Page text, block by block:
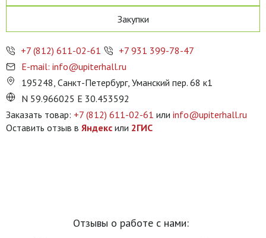
Закупки
+7 (812) 611-02-61
+7 931 399-78-47
E-mail: info@upiterhall.ru
195248, Санкт-Петербург, Уманский пер. 68 к1
N 59.966025 E 30.453592
Заказать товар: +7 (812) 611-02-61 или info@upiterhall.ru
Оставить отзыв в Яндекс или 2ГИС
Отзывы о работе с нами: